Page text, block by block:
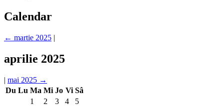
Calendar
← martie 2025 |
aprilie 2025
| mai 2025 →
Du Lu Ma Mi Jo Vi Sâ
1
2 3 4
5